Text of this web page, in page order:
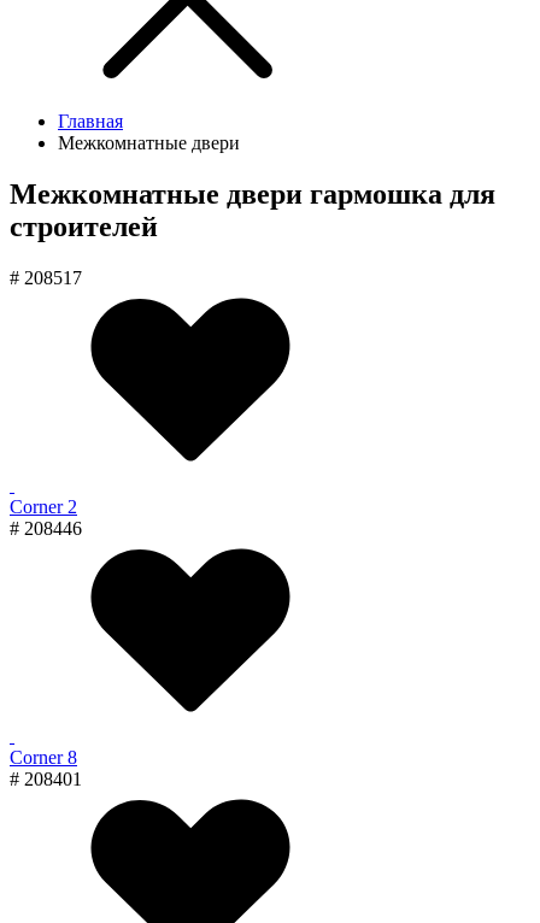
Главная
Межкомнатные двери
Межкомнатные двери гармошка для
строителей
# 208517
Corner 2
# 208446
Corner 8
# 208401